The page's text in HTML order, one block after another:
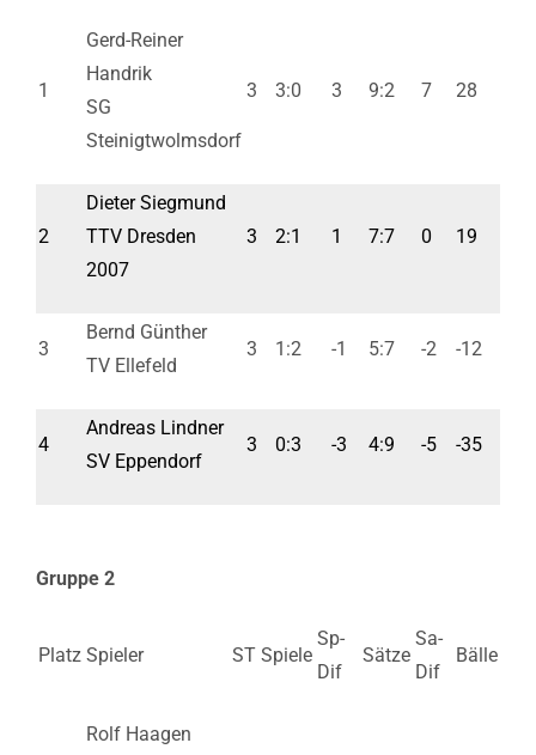
1
Gerd-Reiner
Handrik
SG
Steinigtwolmsdorf
3 3:0 3 9:2 7 28
2
Dieter Siegmund
TTV Dresden
2007
3 2:1 1 7:7 0 19
3
Bernd Günther
TV Ellefeld
3 1:2 -1 5:7 -2 -12
4
Andreas Lindner
SV Eppendorf
3 0:3 -3 4:9 -5 -35
Gruppe 2
Platz Spieler ST Spiele
Sp-
Dif
Sätze
Sa-
Dif
Bälle
Rolf Haagen